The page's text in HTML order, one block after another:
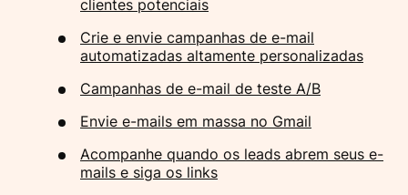
clientes potenciais
Crie e envie campanhas de e-mail
automatizadas altamente personalizadas
Campanhas de e-mail de teste A/B
Envie e-mails em massa no Gmail
Acompanhe quando os leads abrem seus e-
mails e siga os links